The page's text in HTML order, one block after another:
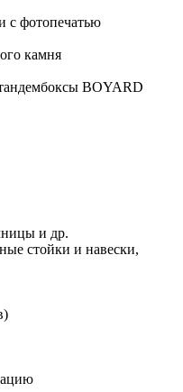
фотопечатью
камня
BOYARD
и др.
стойки и навески,